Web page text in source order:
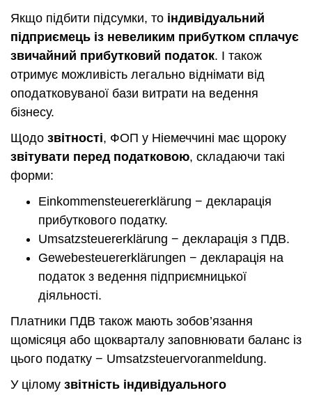
Якщо підбити підсумки, то індивідуальний
підприємець із невеликим прибутком сплачує
звичайний прибутковий податок. І також
отримує можливість легально віднімати від
оподатковуваної бази витрати на ведення
бізнесу.
Щодо звітності, ФОП у Ніемеччині має щороку
звітувати перед податковою, складаючи такі
форми:
Einkommensteuererklärung − декларація
прибуткового податку.
Umsatzsteuererklärung − декларація з ПДВ.
Gewebesteuererklärungen − декларація на
податок з ведення підприємницької
діяльності.
Платники ПДВ також мають зобов’язання
щомісяця або щокварталу заповнювати баланс із
цього податку − Umsatzsteuervoranmeldung.
У цілому звітність індивідуального